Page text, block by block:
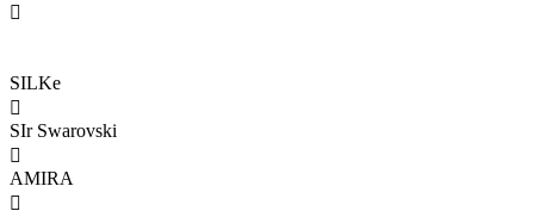

SILKe

SIr Swarovski

AMIRA
